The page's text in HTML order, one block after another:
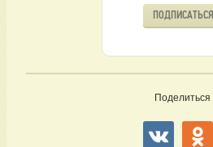
ПОДПИСАТЬСЯ
Поделиться